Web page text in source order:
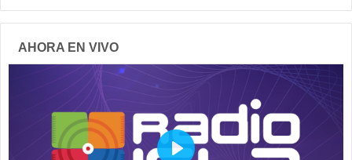
AHORA EN VIVO